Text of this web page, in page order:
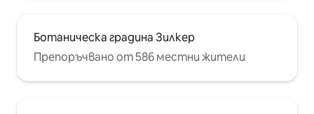
Ботаническа градина Зилкер
Препоръчвано от 586 местни жители